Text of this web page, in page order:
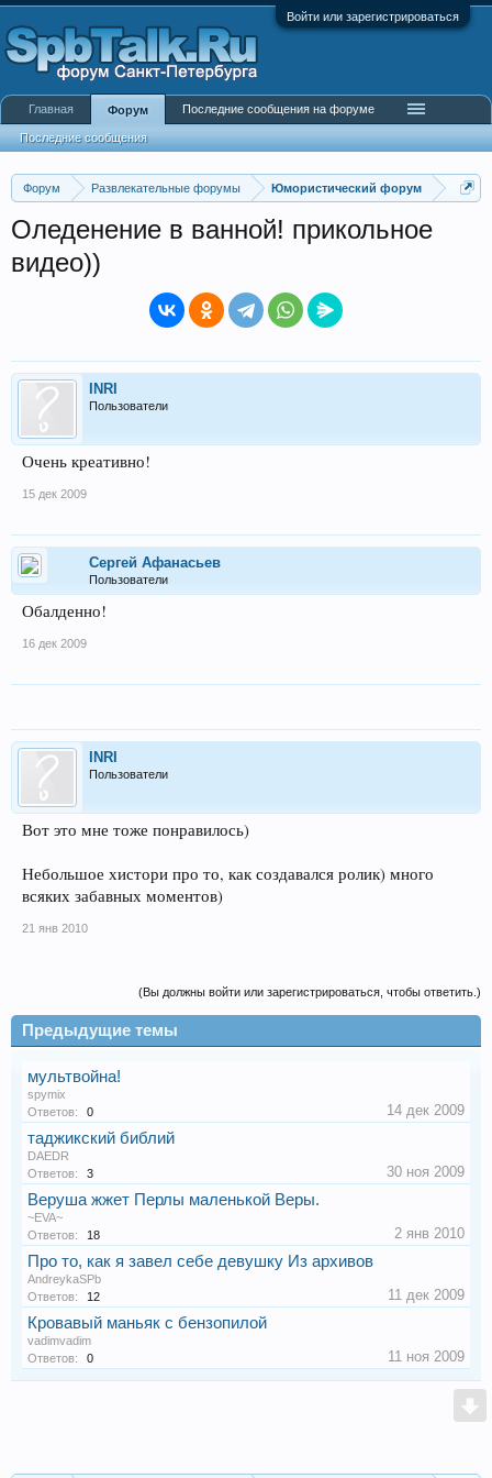
Войти или зарегистрироваться
Форум Развлекательные форумы Юмористический форум
Оледенение в ванной! прикольное
видео))
INRI
Пользователи
Очень креативно!
15 дек 2009
Сергей Афанасьев
Пользователи
Обалденно!
16 дек 2009
INRI
Пользователи
Вот это мне тоже понравилось)
Небольшое хистори про то, как создавался ролик) много
всяких забавных моментов)
21 янв 2010
(Вы должны войти или зарегистрироваться, чтобы ответить.)
Предыдущие темы
мультвойна!
spymix
Ответов:
0 14 дек 2009
таджикский библий
DAEDR
Ответов:
3 30 ноя 2009
Веруша жжет Перлы маленькой Веры.
~EVA~
Ответов:
18 2 янв 2010
Пpо то, как я завел себе девyшкy Из архивов
AndreykaSPb
Ответов:
12 11 дек 2009
Кровавый маньяк с бензопилой
vadimvadim
Ответов:
0 11 ноя 2009
Главная Форум
Последние сообщения
Последние сообщения на форуме